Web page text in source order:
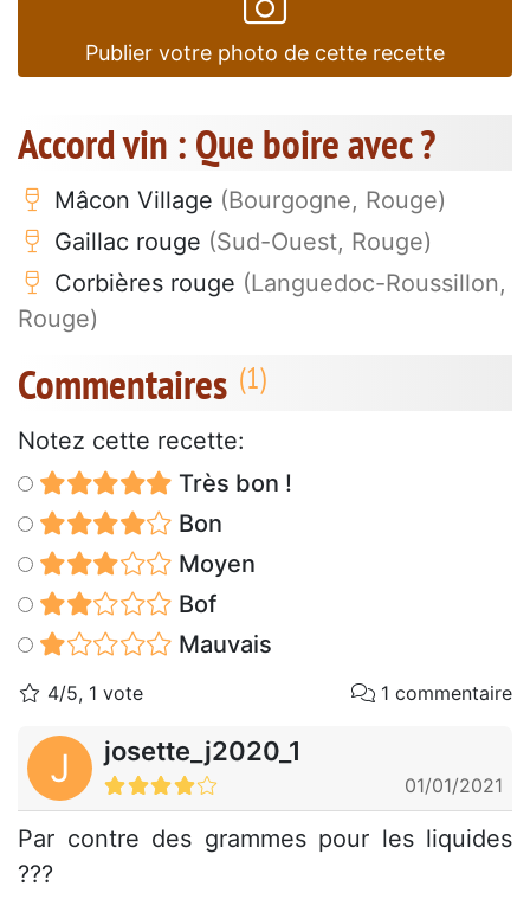
Publier votre photo de cette recette
Accord vin : Que boire avec ?
Mâcon Village (Bourgogne, Rouge)
Gaillac rouge (Sud-Ouest, Rouge)
Corbières rouge (Languedoc-Roussillon,
Rouge)
Commentaires
Notez cette recette:
Très bon !
Bon
Moyen
Bof
Mauvais
4/5, 1 vote 1 commentaire
J josette_j2020_1
01/01/2021
Par contre des grammes pour les liquides
???